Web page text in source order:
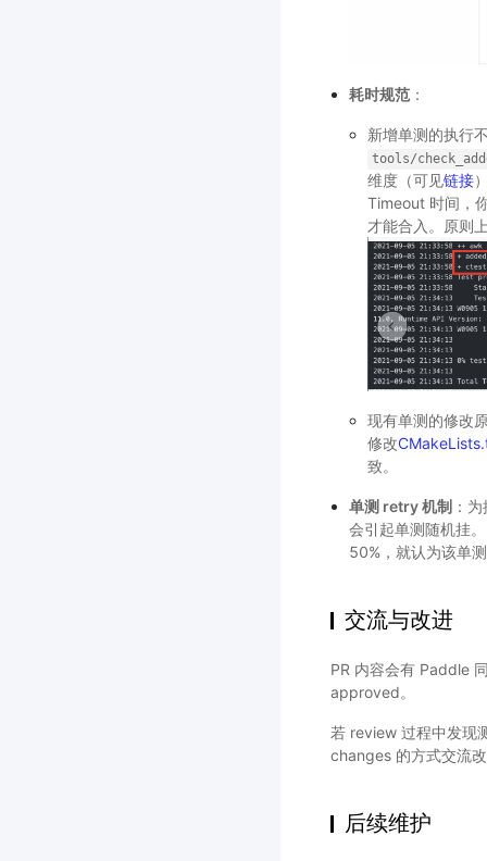
耗时规范：
新增单测的执行
tools/
维度（可见链接
Timeout 时间，
才能合入。原则
现有单测的修改
修改
致。
单测 retry 机制 ：
会引起单测随机挂
50%，就认为该单
交流与改进
PR 内容会有 Paddle
approved。
若 review 过程中发现
changes 的方式交流
后续维护